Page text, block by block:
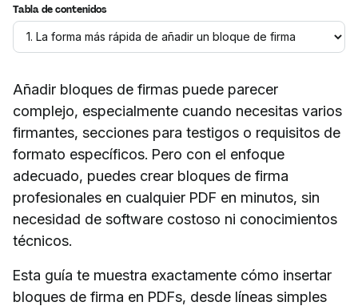
Tabla de contenidos
Añadir bloques de firmas puede parecer
complejo, especialmente cuando necesitas varios
firmantes, secciones para testigos o requisitos de
formato específicos. Pero con el enfoque
adecuado, puedes crear bloques de firma
profesionales en cualquier PDF en minutos, sin
necesidad de software costoso ni conocimientos
técnicos.
Esta guía te muestra exactamente cómo insertar
bloques de firma en PDFs, desde líneas simples